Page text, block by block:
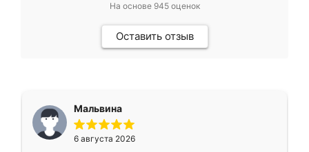
На основе 945оценок
Оставить отзыв
Мальвина
6 августа 2026